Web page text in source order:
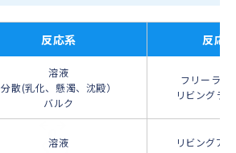
反応系 反応
溶液
分散(乳化、懸濁、沈殿）
バルク
フリーラジ
リビングラ
溶液 リビングア